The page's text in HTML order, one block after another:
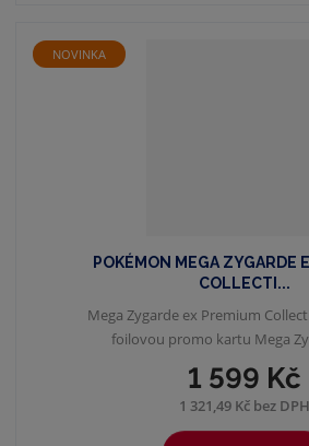
NOVINKA
POKÉMON MEGA ZYGARDE
COLLECTI...
1 599 Kč
1 321,49 Kč bez DPH
Mega Zygarde ex Premium
foilovou promo kartu Mega